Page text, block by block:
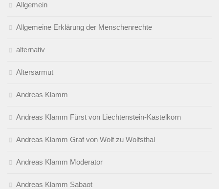
Allgemein
Allgemeine Erklärung der Menschenrechte
alternativ
Altersarmut
Andreas Klamm
Andreas Klamm Fürst von Liechtenstein-Kastelkorn
Andreas Klamm Graf von Wolf zu Wolfsthal
Andreas Klamm Moderator
Andreas Klamm Sabaot